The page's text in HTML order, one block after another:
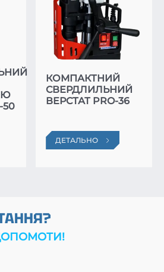
КОМПАКТНИЙ
СВЕРДЛИЛЬНИЙ
ВЕРСТАТ PRO-36
ДЕТАЛЬНО